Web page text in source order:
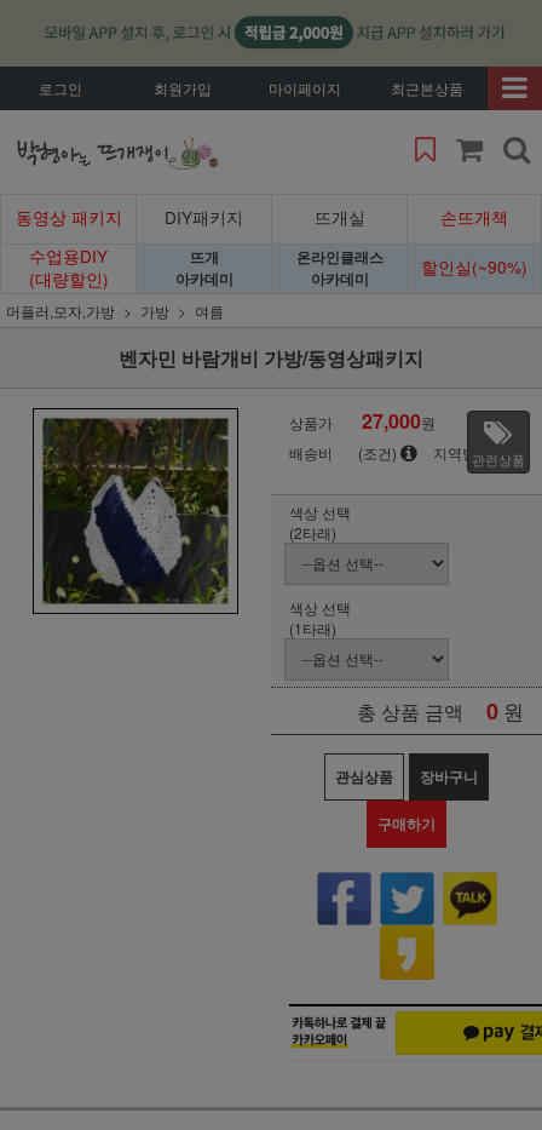
로그인 회원가입 마이페이지 최근본상품
동영상 패키지 DIY패키지 뜨개실
손뜨개책
수업용DIY
(대량할인)
뜨개
아카데미
온라인클래스
아카데미
할인실(~90%)
머플러,모자,가방 가방 여름
벤자민 바람개비 가방/동영상패키지
상품가 27,000원
배송비
(조건) 지역별관련상품
색상 선택
(2타래)
색상 선택
(1타래)
총 상품 금액 0 원
관심상품 장바구니
구매하기